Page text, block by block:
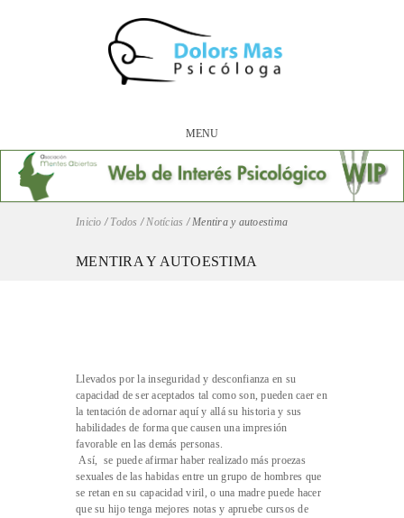
MENU
Inicio / Todos /Notícias /Mentira y autoestima
MENTIRA Y AUTOESTIMA
Llevados por la inseguridad y desconfianza en su
capacidad de ser aceptados tal como son, pueden caer en
la tentación de adornar aquí y allá su historia y sus
habilidades de forma que causen una impresión
favorable en las demás personas.
Así, se puede afirmar haber realizado más proezas
sexuales de las habidas entre un grupo de hombres que
se retan en su capacidad viril, o una madre puede hacer
que su hijo tenga mejores notas y apruebe cursos de